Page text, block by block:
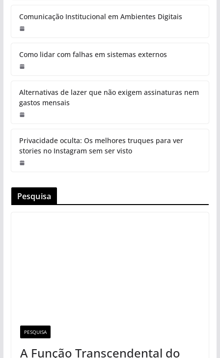
Comunicação Institucional em Ambientes Digitais
Como lidar com falhas em sistemas externos
Alternativas de lazer que não exigem assinaturas nem
gastos mensais
Privacidade oculta: Os melhores truques para ver
stories no Instagram sem ser visto
Pesquisa
PESQUISA
A Função Transcendental do